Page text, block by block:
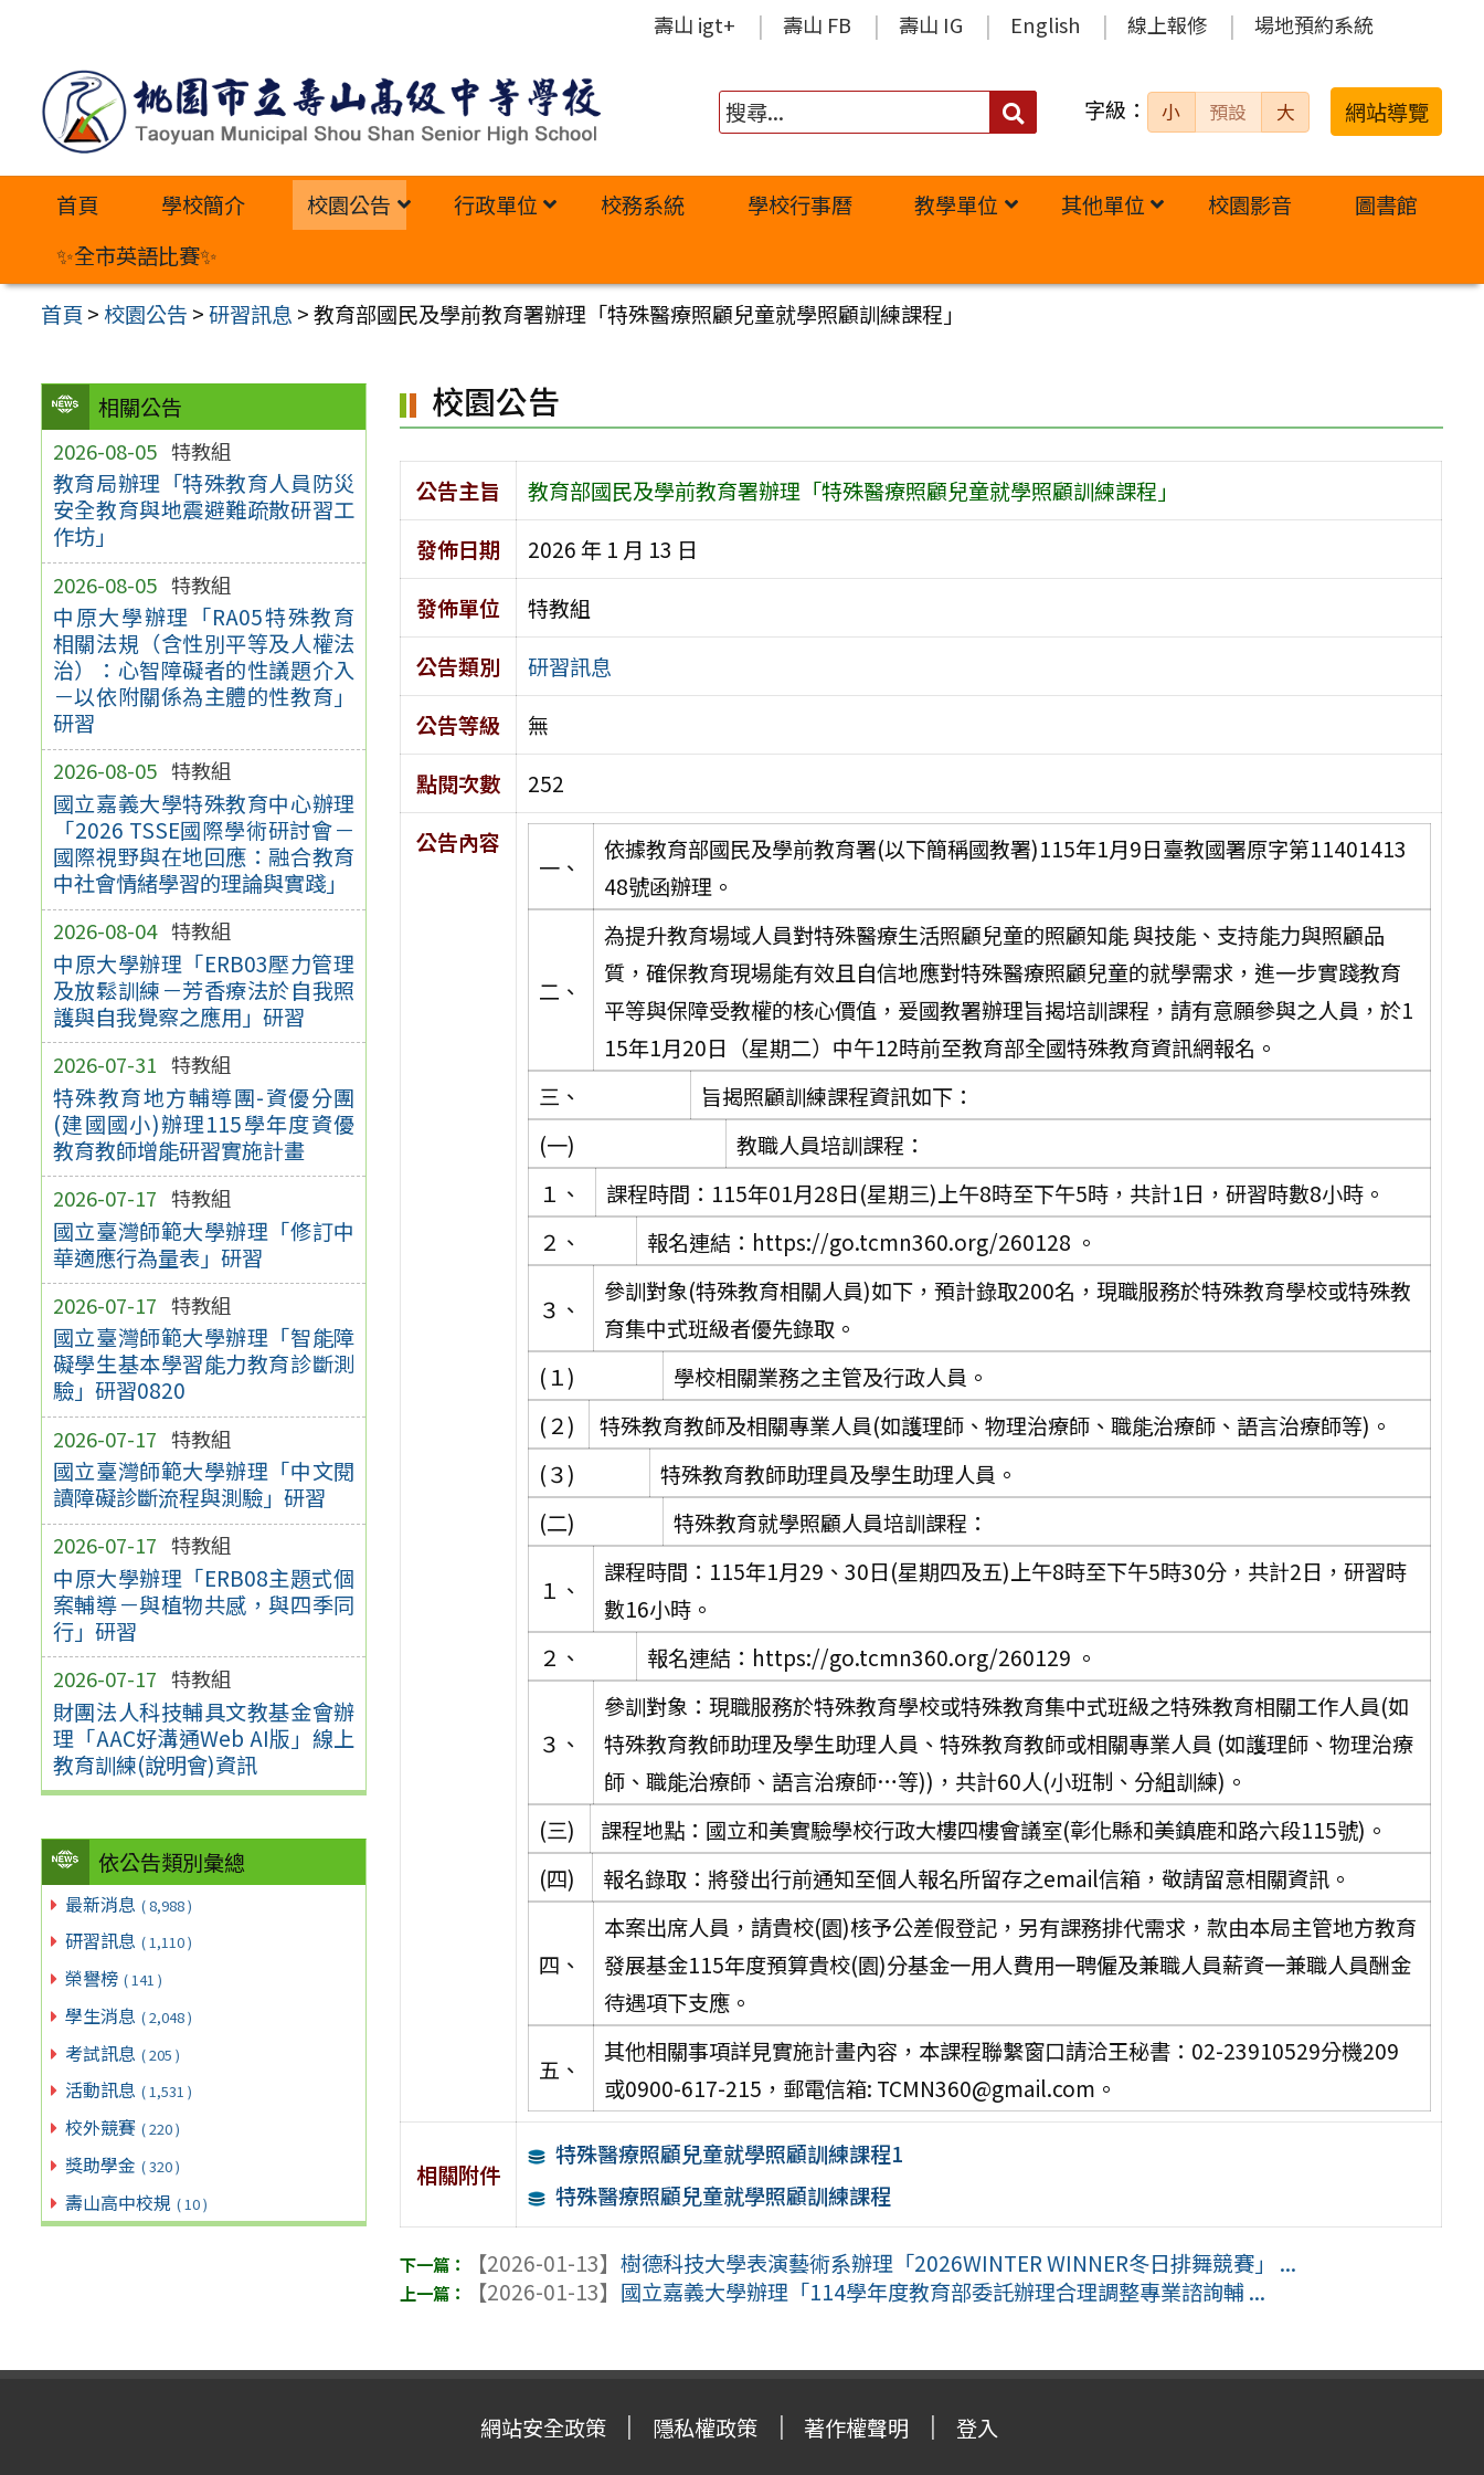
內
壽山 igt+ 壽山 FB 壽山 IG English 線上報修 場地預約系統
搜
字級： 小 預設 大 網站導覽
首頁 學校簡介 校園公告 行政單位 校務系統 學校行事曆 教學單位 其他單位 校園影音
圖書館
✨全市英語比賽✨
首頁 >校園公告 >研習訊息 >教育部國民及學前教育署辦理「特殊醫療照顧兒童就學照顧訓練課程」
相關公告
2026-08-05 特教組
教育局辦理「特殊教育人員防災
安全教育與地震避難疏散研習工
作坊」
2026-08-05 特教組
中原大學辦理「RA05特殊教育
相關法規（含性別平等及人權法
治）：心智障礙者的性議題介入
－以依附關係為主體的性教育」
研習
2026-08-05 特教組
國立嘉義大學特殊教育中心辦理
「2026 TSSE國際學術研討會－
國際視野與在地回應：融合教育
中社會情緒學習的理論與實踐」
2026-08-04 特教組
中原大學辦理「ERB03壓力管理
及放鬆訓練－芳香療法於自我照
護與自我覺察之應用」研習
2026-07-31 特教組
特殊教育地方輔導團-資優分團
(建國國小)辦理115學年度資優
教育教師增能研習實施計畫
2026-07-17 特教組
國立臺灣師範大學辦理「修訂中
華適應行為量表」研習
2026-07-17 特教組
國立臺灣師範大學辦理「智能障
礙學生基本學習能力教育診斷測
驗」研習0820
2026-07-17 特教組
國立臺灣師範大學辦理「中文閱
讀障礙診斷流程與測驗」研習
2026-07-17 特教組
中原大學辦理「ERB08主題式個
案輔導－與植物共感，與四季同
行」研習
2026-07-17 特教組
財團法人科技輔具文教基金會辦
理「AAC好溝通Web AI版」線上
教育訓練(說明會)資訊
依公告類別彙總
最新消息 ( 8,988 )
研習訊息 ( 1,110 )
榮譽榜 ( 141 )
學生消息 ( 2,048 )
考試訊息 ( 205 )
活動訊息 ( 1,531 )
校外競賽 ( 220 )
獎助學金 ( 320 )
壽山高中校規 ( 10 )
校園公告
公告主旨
教育部國民及學前教育署辦理「特殊醫療照顧兒童就學照顧訓練課程」
發佈日期
2026 年 1 月 13 日
發佈單位
特教組
公告類別
研習訊息
公告等級
無
點閱次數
252
公告內容
一、
依據教育部國民及學前教育署(以下簡稱國教署)115年1月9日臺教國署原字第11401413
48號函辦理。
二、
為提升教育場域人員對特殊醫療生活照顧兒童的照顧知能 與技能、支持能力與照顧品
質，確保教育現場能有效且自信地應對特殊醫療照顧兒童的就學需求，進一步實踐教育
平等與保障受教權的核心價值，爰國教署辦理旨揭培訓課程，請有意願參與之人員，於1
15年1月20日（星期二）中午12時前至教育部全國特殊教育資訊網報名。
三、
旨揭照顧訓練課程資訊如下：
(一)
教職人員培訓課程：
１、
課程時間：115年01月28日(星期三)上午8時至下午5時，共計1日，研習時數8小時。
２、
報名連結：https://go.tcmn360.org/260128 。
３、
參訓對象(特殊教育相關人員)如下，預計錄取200名，現職服務於特殊教育學校或特殊教
育集中式班級者優先錄取。
(１)
學校相關業務之主管及行政人員。
(２)
特殊教育教師及相關專業人員(如護理師、物理治療師、職能治療師、語言治療師等)。
(３)
特殊教育教師助理員及學生助理人員。
(二)
特殊教育就學照顧人員培訓課程：
１、
課程時間：115年1月29、30日(星期四及五)上午8時至下午5時30分，共計2日，研習時
數16小時。
２、
報名連結：https://go.tcmn360.org/260129 。
３、
參訓對象：現職服務於特殊教育學校或特殊教育集中式班級之特殊教育相關工作人員(如
特殊教育教師助理及學生助理人員、特殊教育教師或相關專業人員 (如護理師、物理治療
師、職能治療師、語言治療師…等))，共計60人(小班制、分組訓練)。
(三)
課程地點：國立和美實驗學校行政大樓四樓會議室(彰化縣和美鎮鹿和路六段115號)。
(四)
報名錄取：將發出行前通知至個人報名所留存之email信箱，敬請留意相關資訊。
四、
本案出席人員，請貴校(園)核予公差假登記，另有課務排代需求，款由本局主管地方教育
發展基金115年度預算貴校(園)分基金一用人費用一聘僱及兼職人員薪資一兼職人員酬金
待遇項下支應。
五、
其他相關事項詳見實施計畫內容，本課程聯繫窗口請洽王秘書：02-23910529分機209
或0900-617-215，郵電信箱: TCMN360@gmail.com。
相關附件
特殊醫療照顧兒童就學照顧訓練課程1
特殊醫療照顧兒童就學照顧訓練課程
【2026-01-13】樹德科技大學表演藝術系辦理「2026WINTER WINNER冬日排舞競賽」 ...
【2026-01-13】 國立嘉義大學辦理「114學年度教育部委託辦理合理調整專業諮詢輔 ...
網站安全政策 隱私權政策 著作權聲明 登入